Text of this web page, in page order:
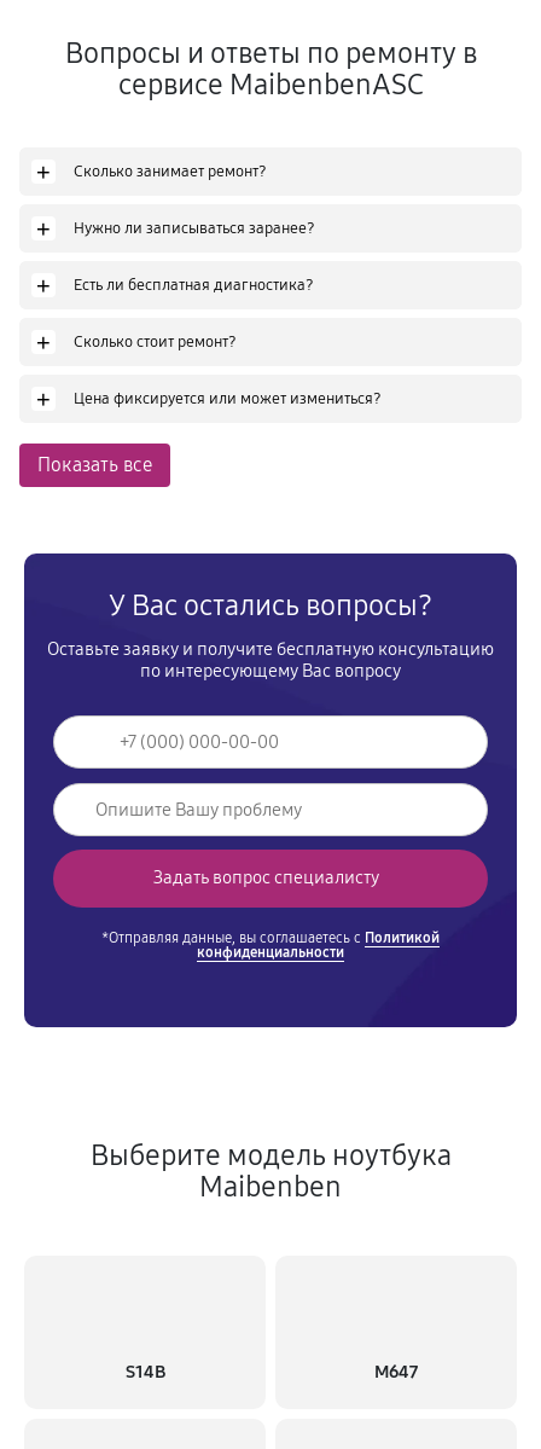
Вопросы и ответы по ремонту в
сервисе MaibenbenASC
+ Сколько занимает ремонт?
+ Нужно ли записываться заранее?
+ Есть ли бесплатная диагностика?
+ Сколько стоит ремонт?
+ Цена фиксируется или может измениться?
Показать все
У Вас остались вопросы?
Оставьте заявку и получите бесплатную консультацию
по интересующему Вас вопросу
*Отправляя данные, вы соглашаетесь с Политикой
конфиденциальности
Выберите модель ноутбука
Maibenben
S14B M647